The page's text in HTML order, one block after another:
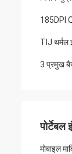
185DPI
TIJ थर्मल
3 प्रमुख
मोबाइल